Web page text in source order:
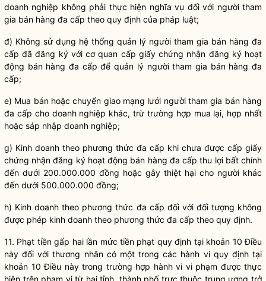
doanh nghiệp không phải thực hiện nghĩa vụ đối với người tham
gia bán hàng đa cấp theo quy định của pháp luật;
đ) Không sử dụng hệ thống quản lý người tham gia bán hàng đa
cấp đã đăng ký với cơ quan cấp giấy chứng nhận đăng ký hoạt
động bán hàng đa cấp để quản lý người tham gia bán hàng đa
cấp;
e) Mua bán hoặc chuyển giao mạng lưới người tham gia bán hàng
đa cấp cho doanh nghiệp khác, trừ trường hợp mua lại, hợp nhất
hoặc sáp nhập doanh nghiệp;
g) Kinh doanh theo phương thức đa cấp khi chưa được cấp giấy
chứng nhận đăng ký hoạt động bán hàng đa cấp thu lợi bất chính
đến dưới 200.000.000 đồng hoặc gây thiệt hại cho người khác
đến dưới 500.000.000 đồng;
h) Kinh doanh theo phương thức đa cấp đối với đối tượng không
được phép kinh doanh theo phương thức đa cấp theo quy định.
11. Phạt tiền gấp hai lần mức tiền phạt quy định tại khoản 10 Điều
này đối với thương nhân có một trong các hành vi quy định tại
khoản 10 Điều này trong trường hợp hành vi vi phạm được thực
hiện trên phạm vi từ hai tỉnh, thành phố trực thuộc trung ương trở